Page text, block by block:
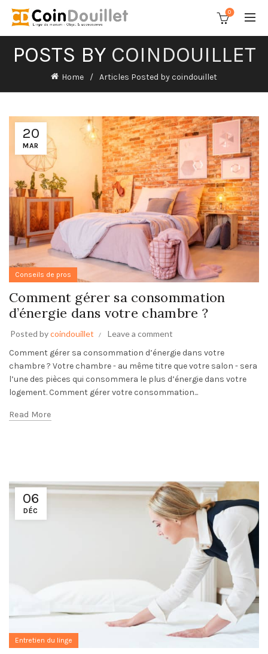
0
POSTS BY COINDOUILLET
Home Articles Posted by coindouillet
20
MAR
Conseils de pros
Comment gérer sa consommation
d’énergie dans votre chambre ?
Posted bycoindouillet
Leave a comment
Comment gérer sa consommation d’énergie dans votre
chambre ? Votre chambre - au même titre que votre salon - sera
l’une des pièces qui consommera le plus d’énergie dans votre
logement. Comment gérer votre consommation...
Read More
06
DÉC
Entretien du linge